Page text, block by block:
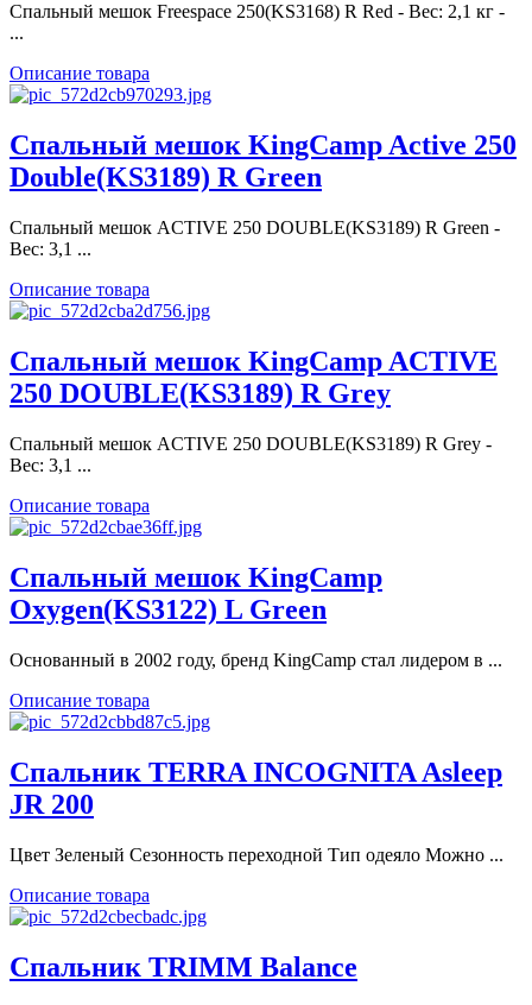
Спальный мешок Freespace 250(KS3168) R Red - Вес: 2,1 кг -
...
Описание товара
Спальный мешок KingCamp Active 250
Double(KS3189) R Green
Спальный мешок ACTIVE 250 DOUBLE(KS3189) R Green -
Вес: 3,1 ...
Описание товара
Спальный мешок KingCamp ACTIVE
250 DOUBLE(KS3189) R Grey
Спальный мешок ACTIVE 250 DOUBLE(KS3189) R Grey -
Вес: 3,1 ...
Описание товара
Спальный мешок KingCamp
Oxygen(KS3122) L Green
Основанный в 2002 году, бренд KingCamp стал лидером в ...
Описание товара
Спальник TERRA INCOGNITA Asleep
JR 200
Цвет Зеленый Сезонность переходной Тип одеяло Можно ...
Описание товара
Спальник TRIMM Balance